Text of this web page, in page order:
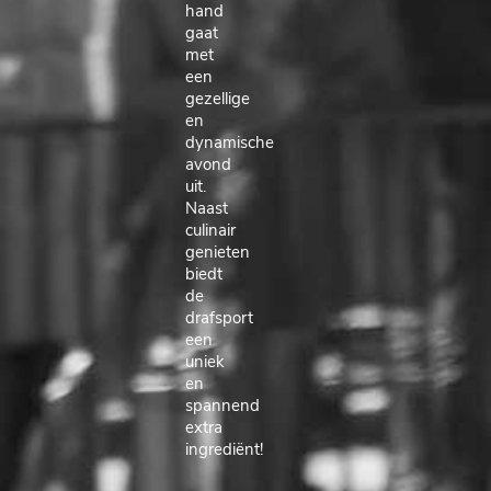
hand
gaat
met
een
gezellige
en
dynamische
avond
uit.
Naast
culinair
genieten
biedt
de
drafsport
een
uniek
en
spannend
extra
ingrediënt!